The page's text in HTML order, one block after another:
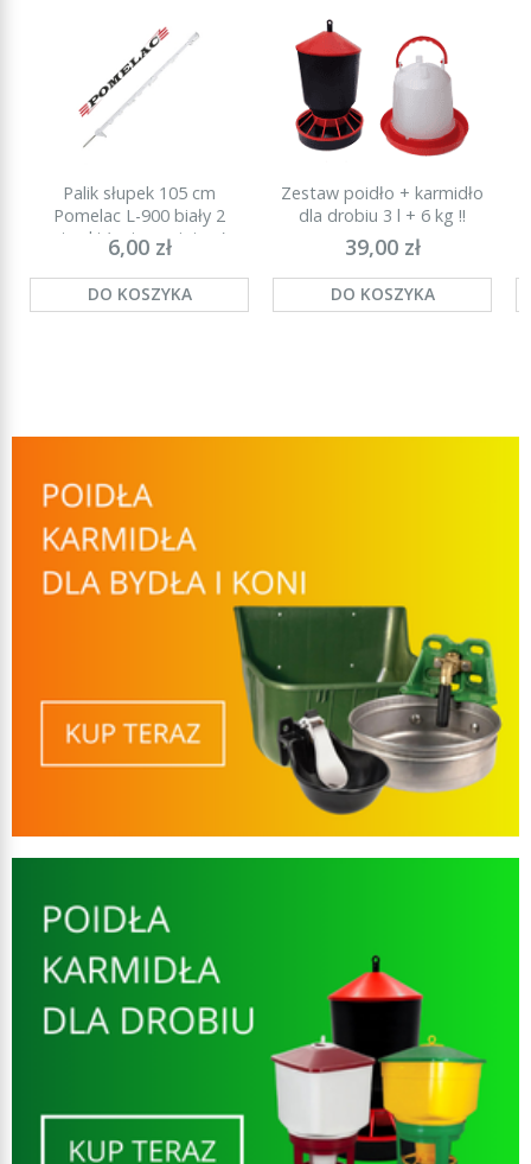
Palik słupek 105 cm
Pomelac L-900 biały 2
stopki (najmocniejszy)
6,00 zł
DO KOSZYKA
Zestaw poidło + karmidło
dla drobiu 3 l + 6 kg !!
39,00 zł
DO KOSZYKA